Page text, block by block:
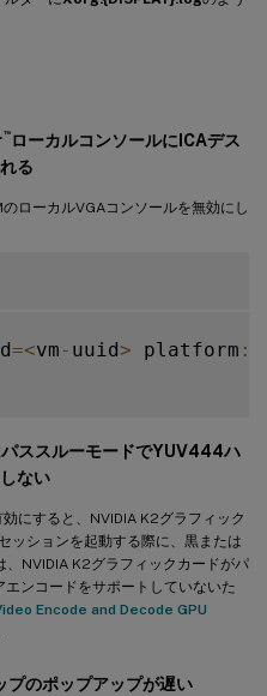
™ ローカルコンソールにICAデス
る
ローカルVGAコンソールを無効にし
=<vm - uuid> platform :
ススルーモードでYUV444ハ
ない
効にすると、NVIDIA K2グラフィック
ッションを起動する際に、黒または
NVIDIA K2グラフィックカードがパ
ンコードをサポートしていないた
Encode and Decode GPU
のポップアップが遅い